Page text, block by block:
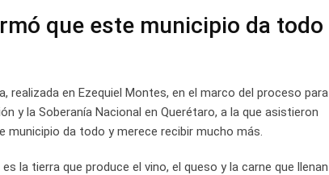
que este municipio da todo
realizada en Ezequiel Montes, en el marco del proceso para
y la Soberanía Nacional en Querétaro, a la que asistieron
municipio da todo y merece recibir mucho más.
la tierra que produce el vino, el queso y la carne que llenan